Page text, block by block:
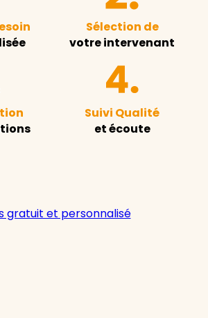
Sélection de
votre intervenant
Suivi Qualité
et écoute
gratuit et personnalisé